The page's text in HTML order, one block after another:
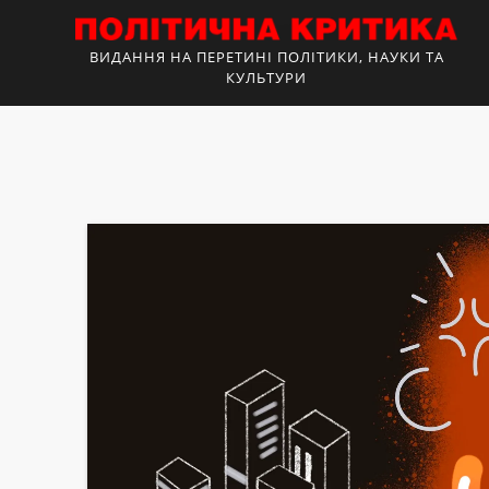
ВИДАННЯ НА ПЕРЕТИНІ ПОЛІТИКИ, НАУКИ ТА
КУЛЬТУРИ